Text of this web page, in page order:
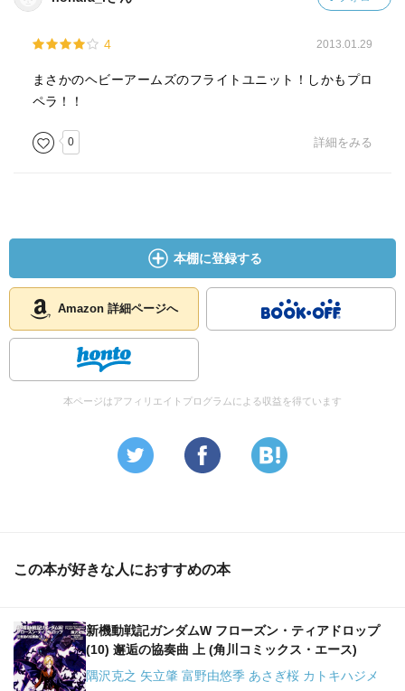
4 2013.01.29
まさかのヘビーアームズのフライトユニット！しかもプロ
ペラ！！
0 詳細をみる
本棚に登録する
Amazon 詳細ページへ
本ページはアフィリエイトプログラムによる収益を得ています
この本が好きな人におすすめの本
新機動戦記ガンダムW フローズン・ティアドロップ
(10) 邂逅の協奏曲 上 (角川コミックス・エース)
隅沢克之 矢立肇 富野由悠季 あさぎ桜 カトキハジメ